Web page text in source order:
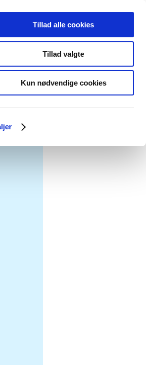
Tillad alle cookies
Tillad valgte
Kun nødvendige cookies